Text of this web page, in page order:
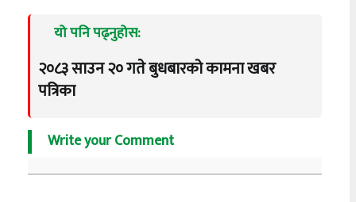
यो पनि पढ्नुहोस:
२०८३ साउन २० गते बुधबारको कामना खबर
पत्रिका
Write your Comment